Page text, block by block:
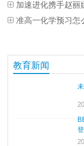
加速进化携手赵丽
教育新闻